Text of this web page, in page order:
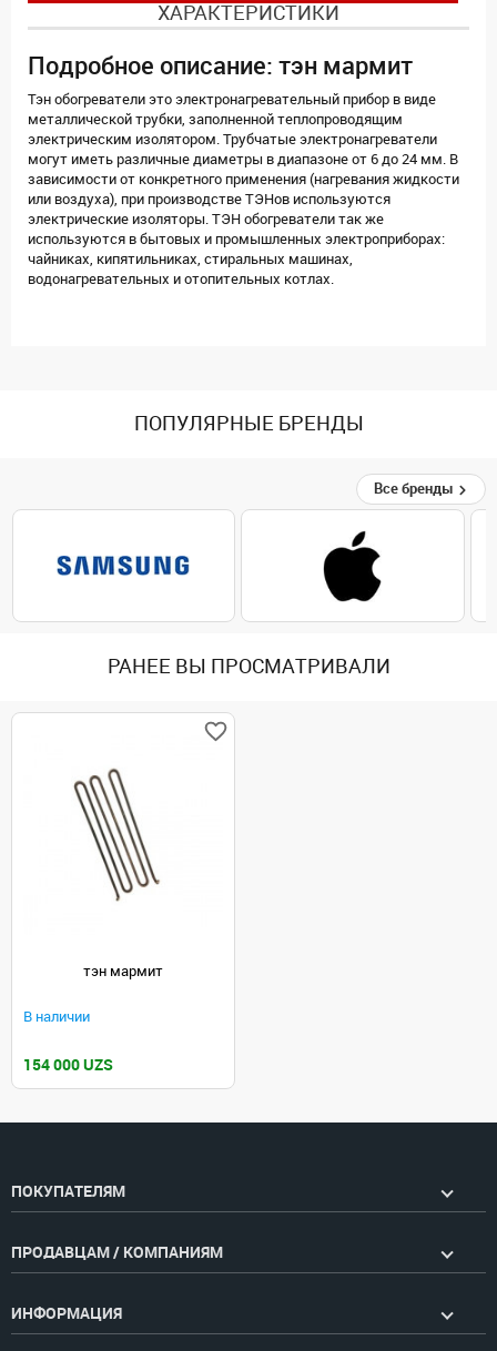
ХАРАКТЕРИСТИКИ
Подробное описание: тэн мармит
Тэн обогреватели это электронагревательный прибор в виде
металлической трубки, заполненной теплопроводящим
электрическим изолятором. Трубчатые электронагреватели
могут иметь различные диаметры в диапазоне от 6 до 24 мм. В
зависимости от конкретного применения (нагревания жидкости
или воздуха), при производстве ТЭНов используются
электрические изоляторы. ТЭН обогреватели так же
используются в бытовых и промышленных электроприборах:
чайниках, кипятильниках, стиральных машинах,
водонагревательных и отопительных котлах.
ПОПУЛЯРНЫЕ БРЕНДЫ
Все бренды
РАНЕЕ ВЫ ПРОСМАТРИВАЛИ
тэн мармит
В наличии
154 000 UZS
ПОКУПАТЕЛЯМ
ПРОДАВЦАМ / КОМПАНИЯМ
ИНФОРМАЦИЯ